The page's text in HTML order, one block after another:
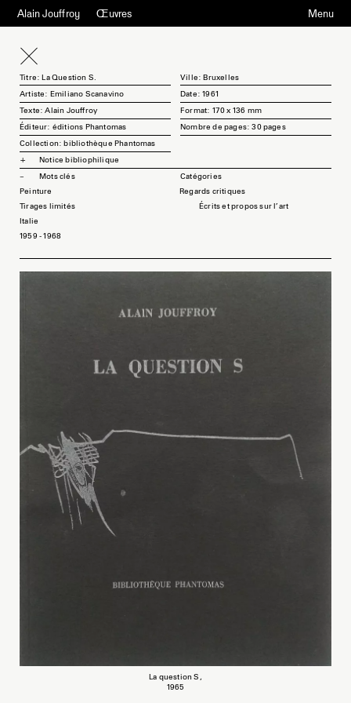
Alain Jouffroy Œuvres Menu
Titre: La Question S.
Ville: Bruxelles
Artiste: Emiliano Scanavino
Date: 1961
Texte: Alain Jouffroy
Format: 170 x 136 mm
Éditeur: éditions Phantomas
Nombre de pages: 30 pages
Collection: bibliothèque Phantomas
Notice bibliophilique
Mots clés
Peinture
Tirages limités
Italie
1959 - 1968
Regards critiques
Écrits et propos sur l'art
La question S,
1965